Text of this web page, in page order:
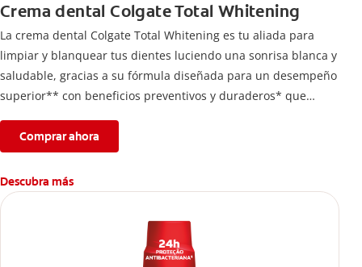
Crema dental Colgate Total Whitening
La crema dental Colgate Total Whitening es tu aliada para
limpiar y blanquear tus dientes luciendo una sonrisa blanca y
saludable, gracias a su fórmula diseñada para un desempeño
superior** con beneficios preventivos y duraderos* que
veces por día y uso continuo por 4 semanas. **vs. Crema
dental con flúor sin ingrediente antibacterial.
Comprar ahora
Descubra más